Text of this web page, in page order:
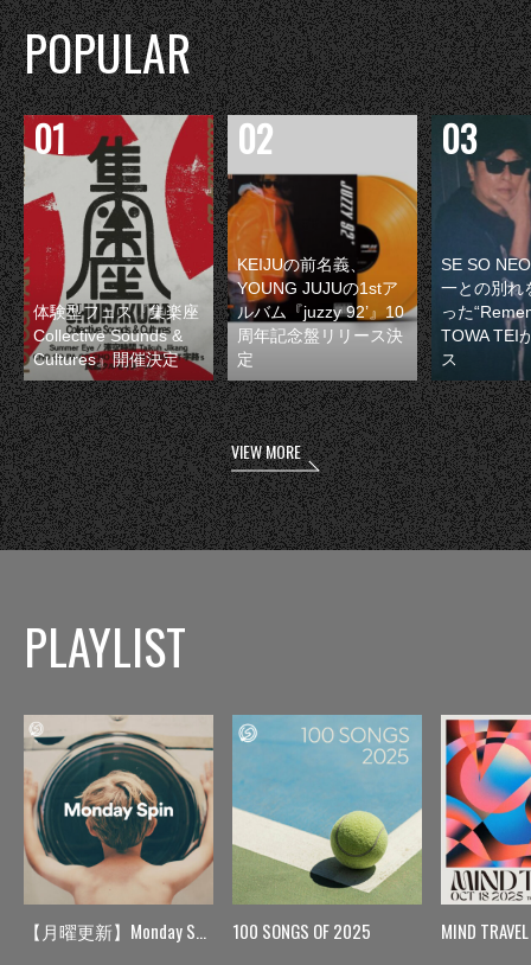
POPULAR
体験型フェス『集楽座
Collective Sounds &
Cultures』開催決定
KEIJUの前名義、
YOUNG JUJUの1stア
ルバム『juzzy 92’』10
周年記念盤リリース決
定
SE SO
一との別れ
った
TOWA TEI
ス
VIEW MORE
PLAYLIST
【月曜更新】Monday Spin 100 SONGS OF 2025 MIND TRAVEL